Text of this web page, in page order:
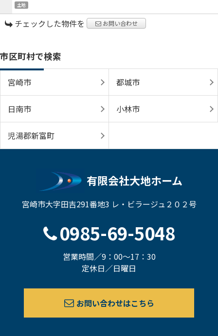
土地
チェックした物件を お問い合わせ
市区町村で検索
宮崎市 都城市
日南市 小林市
児湯郡新富町
有限会社大地ホーム
宮崎市大字田吉291番地3 レ・ビラージュ２０２号
0985-69-5048
営業時間／9：00～17：30
定休日／日曜日
お問い合わせはこちら